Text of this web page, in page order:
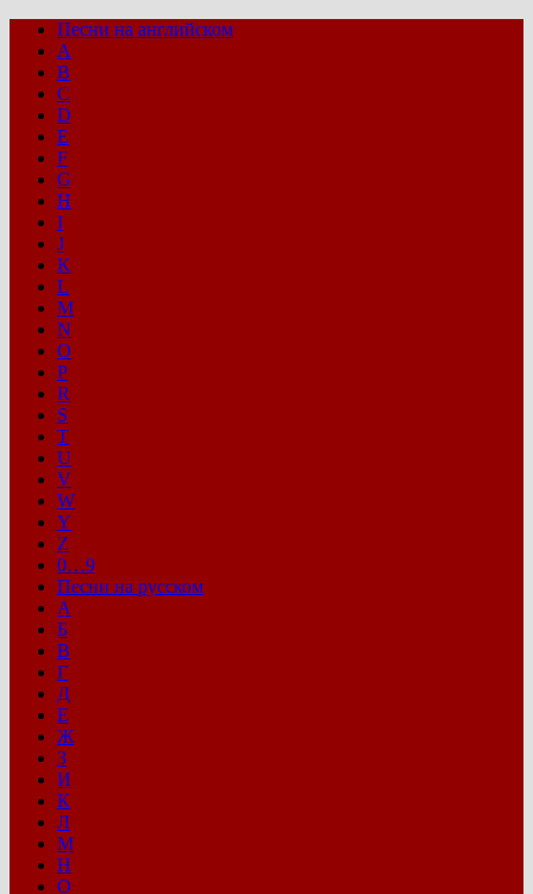
Песни на английском
A
B
C
D
E
F
G
H
I
J
K
L
M
N
O
P
R
S
T
U
V
W
Y
Z
0…9
Песни на русском
А
Б
В
Г
Д
Е
Ж
З
И
К
Л
М
Н
О